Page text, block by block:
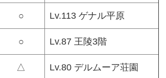
○ Lv.113 ゲナル平原
○ Lv.87 王陵3階
△ Lv.80 デルムーア荘園